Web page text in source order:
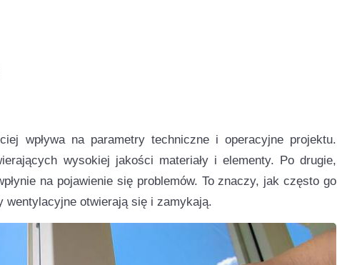
wpływa na parametry techniczne i operacyjne projektu.
wysokiej jakości materiały i elementy. Po drugie,
na pojawienie się problemów. To znaczy, jak często go
wentylacyjne otwierają się i zamykają.